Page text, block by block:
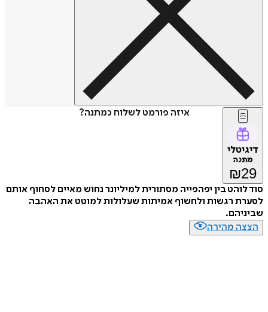
איזה פורמט לשלוח כמתנה?
דיגיטלי
מתנה
₪29
סוד לוהט בין יפהפייה מסתורית למיליונר נחוש מאיים לסחוף אותם
לסערת רגשות ולחשוף אמיתות שעלולות למוטט את האהבה
שביניהם.
הצצה מהירה